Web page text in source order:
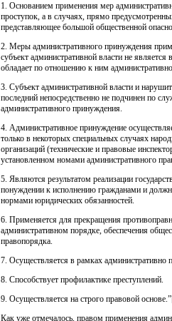
1. Основанием применения мер
проступок, а в случаях, прямо
представляющее большой общественной
2. Меры административного принуждения
субъект административной власти не
обладает по отношению к ним
3. Субъект административной власти и
последний непосредственно не подчинен по
административного принуждения.
4. Административное принуждение
только в некоторых специальных случаях
организаций (технические и правовые
установленном номами административного
5. Являются результатом реализации
понуждении к исполнению гражданами и
нормами юридических обязанностей.
6. Применяется для прекращения
административном порядке, обеспечения
правопорядка.
7. Осуществляется в рамках административно
8. Способствует профилактике преступлений.
9. Осуществляется на строго правовой основе.”
Как уже отмечалось, правом применения